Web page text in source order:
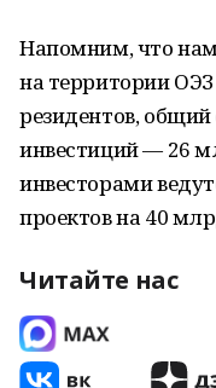
Напомним, что
на территории
резидентов,
инвестиций — 26
инвесторами
проектов на 40
Читайте нас